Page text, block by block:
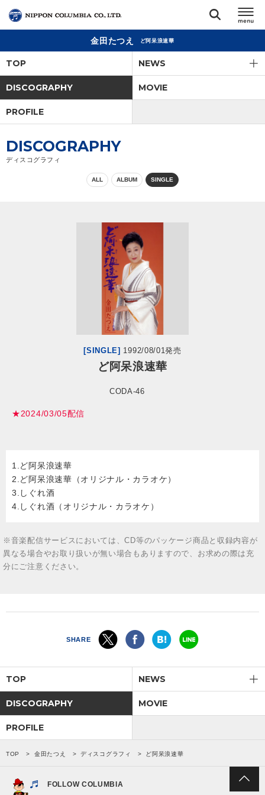
閉じる
アーティスト
ジャンル
閉じる
金田たつえ ど阿呆浪速華
TOP NEWS
DISCOGRAPHY MOVIE
PROFILE
DISCOGRAPHY
ディスコグラフィ
ALL ALBUM SINGLE
[SINGLE] 1992/08/01発売
ど阿呆浪速華
CODA-46
★2024/03/05配信
1.ど阿呆浪速華
2.ど阿呆浪速華（オリジナル・カラオケ）
3.しぐれ酒
4.しぐれ酒（オリジナル・カラオケ）
※音楽配信サービスにおいては、CD等のパッケージ商品と収録内容が
異なる場合やお取り扱いが無い場合もありますので、お求めの際は充
分にご注意ください。
SHARE
TOP NEWS
DISCOGRAPHY MOVIE
PROFILE
TOP 金田たつえ ディスコグラフィ ど阿呆浪速華
FOLLOW COLUMBIA